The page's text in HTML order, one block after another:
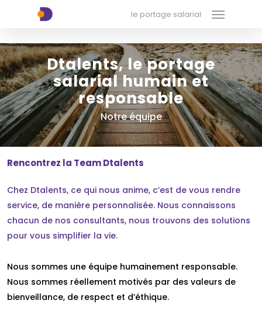
xx-xx-xx-xx
content
le portage salarial Menu
Dtalents, le portage
salarial humain et
responsable
Notre équipe
Rencontrez la TeamDtalents
Chez Dtalents, ce qui nous anime, c’est de vous rendre
service, de manière personnalisée. Nous connaissons
chacun de nos consultants, nous trouvons des solutions
pour vous simplifier la vie.
Nous sommes une équipe humainement responsable.
Nous sommes réellement motivés par des valeurs de
bienveillance, de respect et d’éthique.